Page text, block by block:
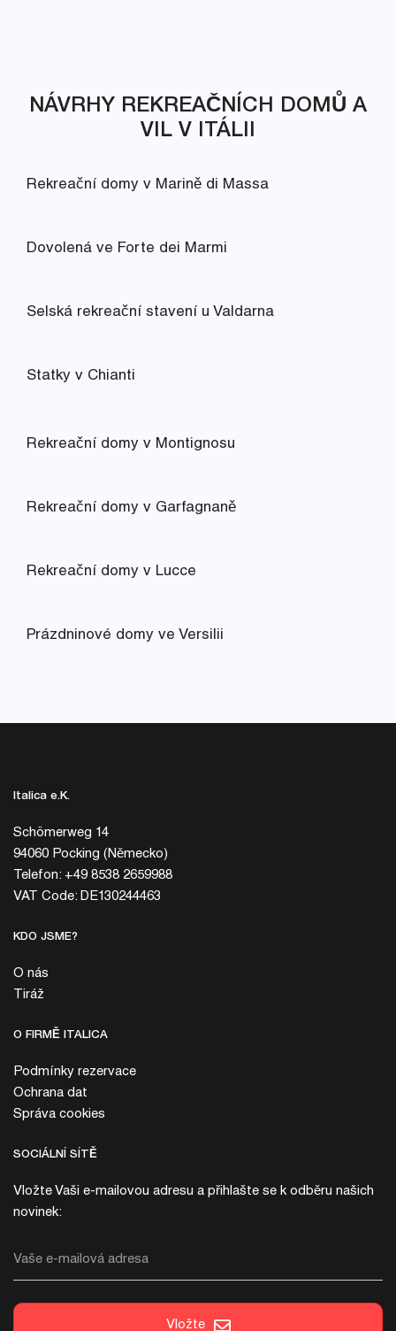
NÁVRHY REKREAČNÍCH DOMŮ A
VIL V ITÁLII
Rekreační domy v Marině di Massa
Dovolená ve Forte dei Marmi
Selská rekreační stavení u Valdarna
Statky v Chianti
Rekreační domy v Montignosu
Rekreační domy v Garfagnaně
Rekreační domy v Lucce
Prázdninové domy ve Versilii
Italica e.K.
Schömerweg 14
94060 Pocking (Německo)
Telefon: +49 8538 2659988
VAT Code: DE130244463
KDO JSME?
O nás
Tiráž
O FIRMĚ ITALICA
Podmínky rezervace
Ochrana dat
Správa cookies
SOCIÁLNÍ SÍTĚ
Vložte Vaši e-mailovou adresu a přihlašte se k odběru našich
novinek:
Vaše e-mailová adresa
Vložte